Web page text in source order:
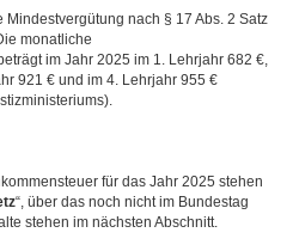
nach § 17 Abs. 2 Satz
monatliche
im Jahr 2025 im 1. Lehrjahr 682 €,
921 € und im 4. Lehrjahr 955 €
für das Jahr 2025 stehen
“, über das noch nicht im Bundestag
stehen im nächsten Abschnitt.